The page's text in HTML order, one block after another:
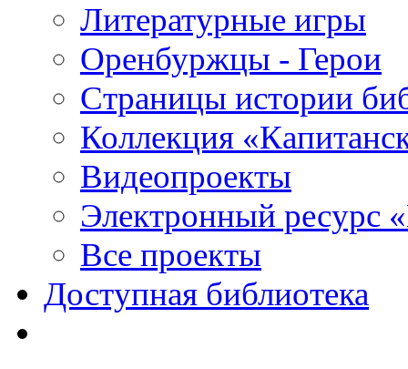
Литературные игры
Оренбуржцы - Герои
Страницы истории
Коллекция
Видеопроекты
Электронный ресурс
Все проекты
Доступная библиотека